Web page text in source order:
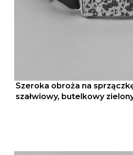
Szeroka obroża na
szałwiowy, butelkowy